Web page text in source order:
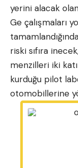
yerini alacak
Ge çalışmaları
riski sıfıra
menzilleri iki
kurduğu pilot
otomobillerine